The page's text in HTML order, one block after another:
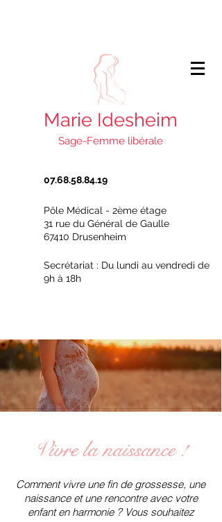
Marie Idesheim
Sage-Femme libérale
07.68.58.84.19
Pôle Médical - 2ème étage
31 rue du Général de Gaulle
67410 Drusenheim
Secrétariat : Du lundi au vendredi de
9h à 18h
Vivre la naissance !
Comment vivre une fin de grossesse, une
naissance et une rencontre avec votre
enfant en harmonie ? Vous souhaitez